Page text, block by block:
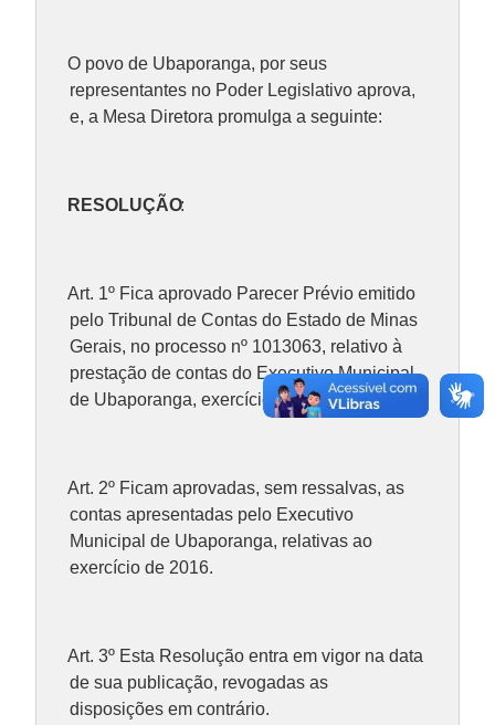
O povo de Ubaporanga, por seus
representantes no Poder Legislativo aprova,
e, a Mesa Diretora promulga a seguinte:
RESOLUÇÃO:
Art. 1º Fica aprovado Parecer Prévio emitido
pelo Tribunal de Contas do Estado de Minas
Gerais, no processo nº 1013063, relativo à
prestação de contas do Executivo Municipal
de Ubaporanga, exercício de 2016.
Art. 2º Ficam aprovadas, sem ressalvas, as
contas apresentadas pelo Executivo
Municipal de Ubaporanga, relativas ao
exercício de 2016.
Art. 3º Esta Resolução entra em vigor na data
de sua publicação, revogadas as
disposições em contrário.